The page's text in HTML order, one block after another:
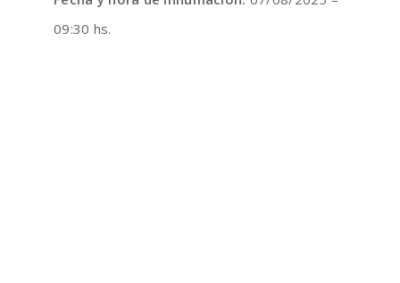
09:30 hs.